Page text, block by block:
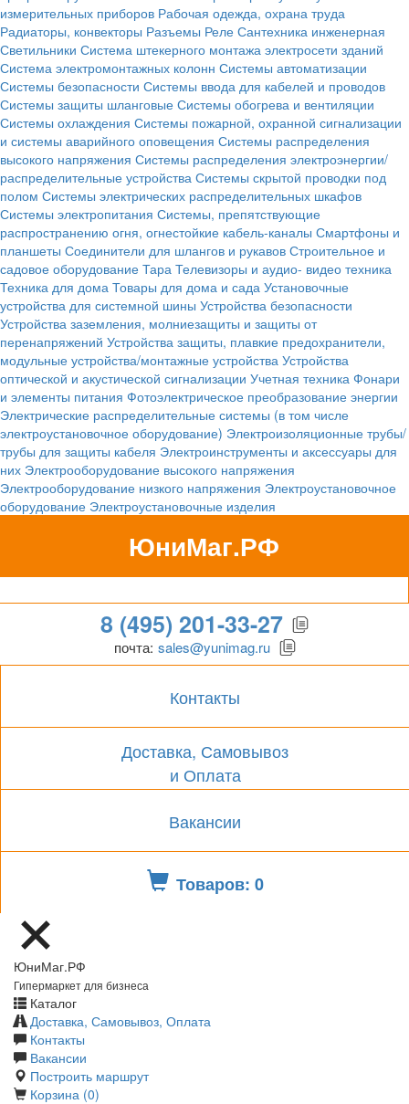
измерительных приборов Рабочая одежда, охрана труда
Радиаторы, конвекторы Разъемы Реле Сантехника инженерная
Светильники Система штекерного монтажа электросети зданий
Система электромонтажных колонн Системы автоматизации
Системы безопасности Системы ввода для кабелей и проводов
Системы защиты шланговые Системы обогрева и вентиляции
Системы охлаждения Системы пожарной, охранной сигнализации
и системы аварийного оповещения Системы распределения
высокого напряжения Системы распределения электроэнергии/
распределительные устройства Системы скрытой проводки под
полом Системы электрических распределительных шкафов
Системы электропитания Системы, препятствующие
распространению огня, огнестойкие кабель-каналы Смартфоны и
планшеты Соединители для шлангов и рукавов Строительное и
садовое оборудование Тара Телевизоры и аудио- видео техника
Техника для дома Товары для дома и сада Установочные
устройства для системной шины Устройства безопасности
Устройства заземления, молниезащиты и защиты от
перенапряжений Устройства защиты, плавкие предохранители,
модульные устройства/монтажные устройства Устройства
оптической и акустической сигнализации Учетная техника Фонари
и элементы питания Фотоэлектрическое преобразование энергии
Электрические распределительные системы (в том числе
электроустановочное оборудование) Электроизоляционные трубы/
трубы для защиты кабеля Электроинструменты и аксессуары для
них Электрооборудование высокого напряжения
Электрооборудование низкого напряжения Электроустановочное
оборудование Электроустановочные изделия
ЮниМаг.РФ
Гипермаркет для бизнеса
8 (495) 201-33-27
почта: sales@yunimag.ru
Контакты
Доставка, Самовывоз
и Оплата
Вакансии
Товаров: 0
ЮниМаг.РФ
Гипермаркет для бизнеса
Каталог
Доставка, Самовывоз, Оплата
Контакты
Вакансии
Построить маршрут
Корзина (0)